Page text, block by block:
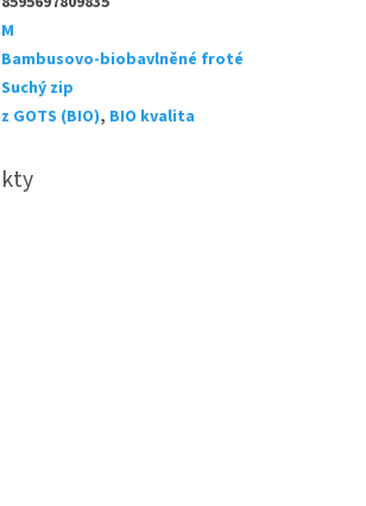
M
Bambusovo-biobavlněné froté
Suchý zip
z GOTS (BIO), BIO kvalita